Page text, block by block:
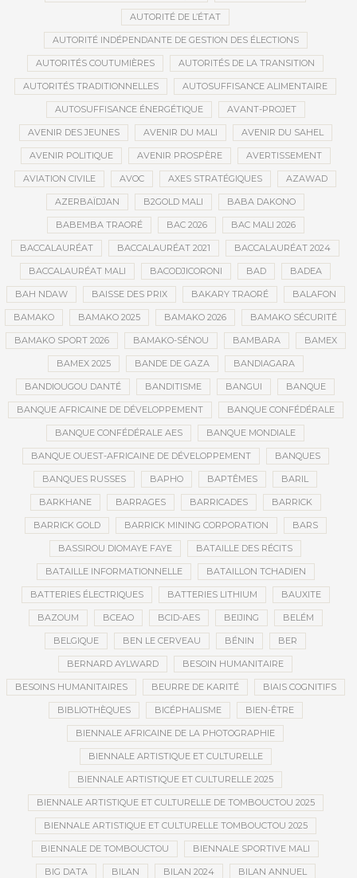
AUTORITÉ DE L’ÉTAT
AUTORITÉ INDÉPENDANTE DE GESTION DES ÉLECTIONS
AUTORITÉS COUTUMIÈRES AUTORITÉS DE LA TRANSITION
AUTORITÉS TRADITIONNELLES AUTOSUFFISANCE ALIMENTAIRE
AUTOSUFFISANCE ÉNERGÉTIQUE AVANT-PROJET
AVENIR DES JEUNES AVENIR DU MALI AVENIR DU SAHEL
AVENIR POLITIQUE AVENIR PROSPÈRE AVERTISSEMENT
AVIATION CIVILE AVOC AXES STRATÉGIQUES AZAWAD
AZERBAÏDJAN B2GOLD MALI BABA DAKONO
BABEMBA TRAORÉ BAC 2026 BAC MALI 2026
BACCALAURÉAT BACCALAURÉAT 2021 BACCALAURÉAT 2024
BACCALAURÉAT MALI BACODJICORONI BAD BADEA
BAH NDAW BAISSE DES PRIX BAKARY TRAORÉ BALAFON
BAMAKO BAMAKO 2025 BAMAKO 2026 BAMAKO SÉCURITÉ
BAMAKO SPORT 2026 BAMAKO-SÉNOU BAMBARA BAMEX
BAMEX 2025 BANDE DE GAZA BANDIAGARA
BANDIOUGOU DANTÉ BANDITISME BANGUI BANQUE
BANQUE AFRICAINE DE DÉVELOPPEMENT BANQUE CONFÉDÉRALE
BANQUE CONFÉDÉRALE AES BANQUE MONDIALE
BANQUE OUEST-AFRICAINE DE DÉVELOPPEMENT BANQUES
BANQUES RUSSES BAPHO BAPTÊMES BARIL
BARKHANE BARRAGES BARRICADES BARRICK
BARRICK GOLD BARRICK MINING CORPORATION BARS
BASSIROU DIOMAYE FAYE BATAILLE DES RÉCITS
BATAILLE INFORMATIONNELLE BATAILLON TCHADIEN
BATTERIES ÉLECTRIQUES BATTERIES LITHIUM BAUXITE
BAZOUM BCEAO BCID-AES BEIJING BELÉM
BELGIQUE BEN LE CERVEAU BÉNIN BER
BERNARD AYLWARD BESOIN HUMANITAIRE
BESOINS HUMANITAIRES BEURRE DE KARITÉ BIAIS COGNITIFS
BIBLIOTHÈQUES BICÉPHALISME BIEN-ÊTRE
BIENNALE AFRICAINE DE LA PHOTOGRAPHIE
BIENNALE ARTISTIQUE ET CULTURELLE
BIENNALE ARTISTIQUE ET CULTURELLE 2025
BIENNALE ARTISTIQUE ET CULTURELLE DE TOMBOUCTOU 2025
BIENNALE ARTISTIQUE ET CULTURELLE TOMBOUCTOU 2025
BIENNALE DE TOMBOUCTOU BIENNALE SPORTIVE MALI
BIG DATA BILAN BILAN 2024 BILAN ANNUEL